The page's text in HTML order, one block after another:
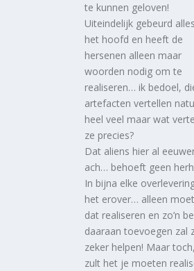
te kunnen geloven!
Uiteindelijk gebeurd
het hoofd en heeft de
hersenen alleen maar
woorden nodig om te
realiseren… ik bedoel,
artefacten vertellen
heel veel maar wat
ze precies?
Dat aliens hier al
ach… behoeft geen
In bijna elke
het erover… alleen
dat realiseren en zo’n
daaraan toevoegen zal
zeker helpen! Maar
zult het je moeten